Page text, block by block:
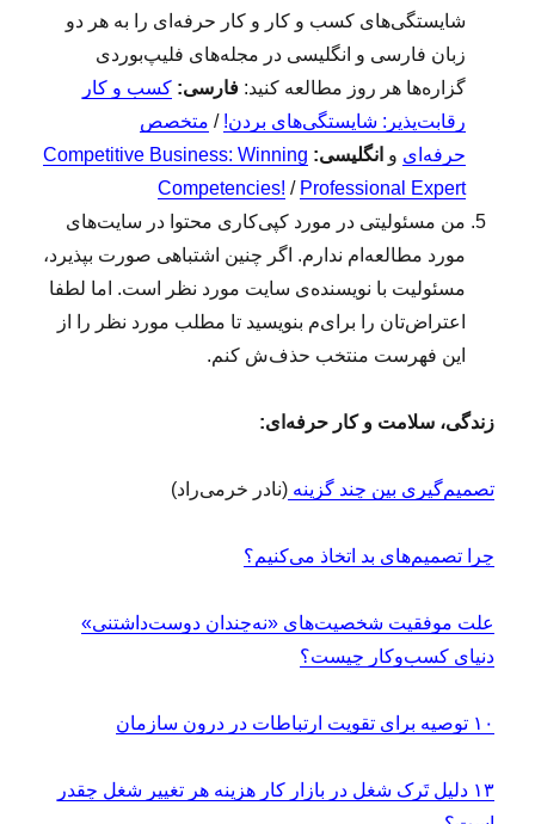
و
ک
(
۱
۹
)
:
مُ
ش
ک
ه
ن
ن
ا
ک
ه
د
ب
شایستگی‌های کسب و کار و کار حرفه‌ای را به هر دو
زبان فارسی و انگلیسی در مجله‌های فلیپ‌بوردی
گزاره‌ها هر روز مطالعه کنید:فارسی: کسب و کار
رقابت‌پذیر: شایستگی‌های بردن! / متخصص
حرفه‌ای و انگلیسی: Competitive Business: Winning
Competencies! / Professional Expert
من مسئولیتی در مورد کپی‌کاری محتوا در سایت‌های
مورد مطالعه‌ام ندارم. اگر چنین اشتباهی صورت بپذیرد،
مسئولیت با نویسنده‌ی سایت مورد نظر است. اما لطفا
اعتراض‌تان را برای‌م بنویسید تا مطلب مورد نظر را از
این فهرست منتخب حذف‌ش کنم.
زندگی، سلامت و کار حرفه‌ای:
تصمیم‌گیری بین چند گزینه(نادر خرمی‌راد)
چرا تصمیم‌های بد اتخاذ می‌کنیم؟
علت موفقیت شخصیت‌های «نه‌چندان دوست‌داشتنی»
دنیای کسب‌و‌کار چیست؟
۱۰ توصیه برای تقویت ارتباطات در درون سازمان
۱۳ دلیل تَرک شغل در بازار کار هزینه هر تغییر شغل چقدر